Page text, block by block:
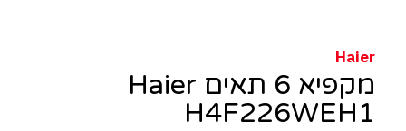
Haier
מקפיא 6 תאים Haier
H4F226WEH1